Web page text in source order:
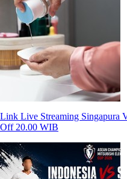
Link Live Streaming Singapura
Off 20.00 WIB